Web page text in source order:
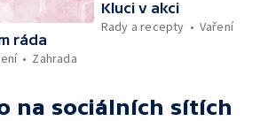
ráda
Zahrada
Kluci v akci
Rady a recepty
Vaření
na sociálních sítích